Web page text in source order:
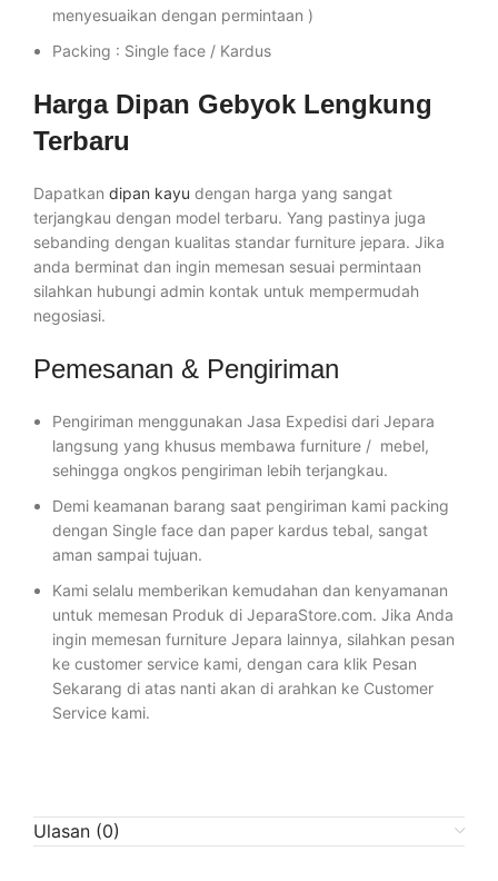
menyesuaikan dengan permintaan )
Packing : Single face / Kardus
Harga Dipan Gebyok Lengkung
Terbaru
Dapatkan dipan kayu dengan harga yang sangat
terjangkau dengan model terbaru. Yang pastinya juga
sebanding dengan kualitas standar furniture jepara. Jika
anda berminat dan ingin memesan sesuai permintaan
silahkan hubungi admin kontak untuk mempermudah
negosiasi.
Pemesanan & Pengiriman
Pengiriman menggunakan Jasa Expedisi dari Jepara
langsung yang khusus membawa furniture / mebel,
sehingga ongkos pengiriman lebih terjangkau.
Demi keamanan barang saat pengiriman kami packing
dengan Single face dan paper kardus tebal, sangat
aman sampai tujuan.
Kami selalu memberikan kemudahan dan kenyamanan
untuk memesan Produk di JeparaStore.com. Jika Anda
ingin memesan furniture Jepara lainnya, silahkan pesan
ke customer service kami, dengan cara klik Pesan
Sekarang di atas nanti akan di arahkan ke Customer
Service kami.
Ulasan (0)